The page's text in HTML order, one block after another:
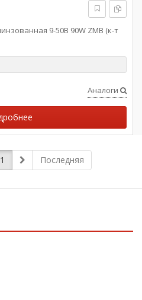
9-50В 90W ZMB (к-т
Аналоги
1 Последняя